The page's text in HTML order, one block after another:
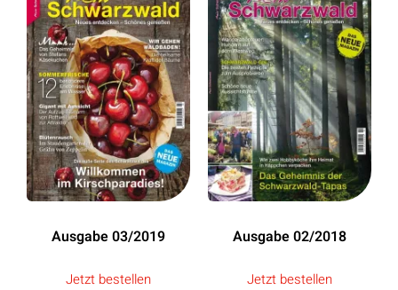
Ausgabe 03/2019
Jetzt bestellen
Ausgabe 02/2018
Jetzt bestellen